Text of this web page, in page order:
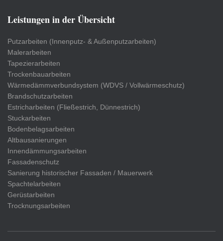
Leistungen in der Übersicht
Putzarbeiten (Innenputz- & Außenputzarbeiten)
Malerarbeiten
Tapezierarbeiten
Trockenbauarbeiten
Wärmedämmverbundsystem (WDVS / Vollwärmeschutz)
Brandschutzarbeiten
Estricharbeiten (Fließestrich, Dünnestrich)
Stuckarbeiten
Bodenbelagsarbeiten
Altbausanierungen
Innendämmungsarbeiten
Fassadenschutz
Sanierung historischer Fassaden / Mauerwerk
Spachtelarbeiten
Gerüstarbeiten
Trocknungsarbeiten